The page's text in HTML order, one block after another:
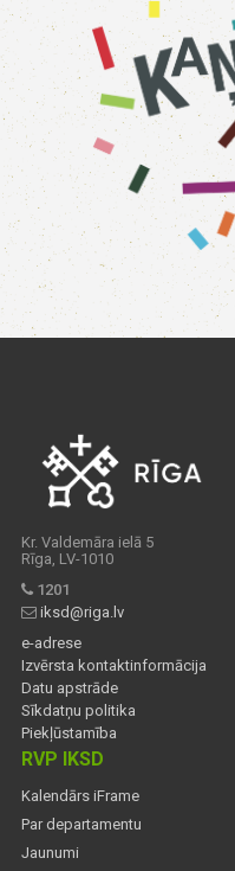
Kr. Valdemāra ielā 5
Rīga, LV-1010
1201
iksd@riga.lv
e-adrese
Izvērsta kontaktinformācija
Datu apstrāde
Sīkdatņu politika
Piekļūstamība
RVP IKSD
Kalendārs iFrame
Par departamentu
Jaunumi